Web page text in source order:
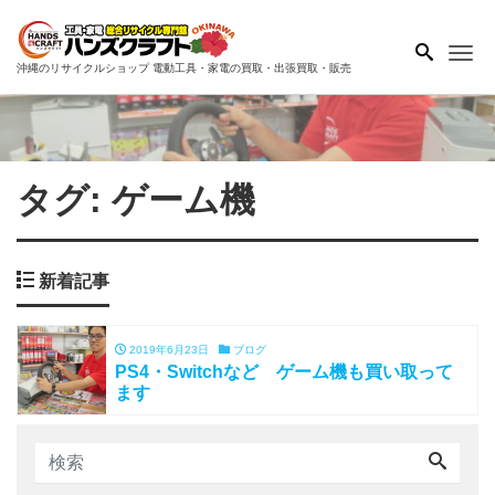
沖縄のリサイクルショップ 電動工具・家電の買取・出張買取・販売
タグ:ゲーム機
新着記事
2019年6月23日 ブログ
PS4・Switchなど ゲーム機も買い取って
ます